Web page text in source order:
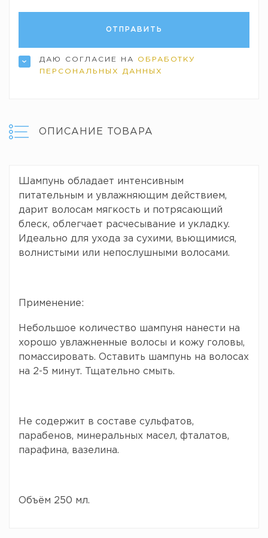
ДАЮ СОГЛАСИЕ НА ОБРАБОТКУ
ПЕРСОНАЛЬНЫХ ДАННЫХ
ОПИСАНИЕ ТОВАРА
Шампунь обладает интенсивным
питательным и увлажняющим действием,
дарит волосам мягкость и потрясающий
блеск, облегчает расчесывание и укладку.
Идеально для ухода за сухими, вьющимися,
волнистыми или непослушными волосами.
Применение:
Небольшое количество шампуня нанести на
хорошо увлажненные волосы и кожу головы,
помассировать. Оставить шампунь на волосах
на 2-5 минут. Тщательно смыть.
Не содержит в составе сульфатов,
парабенов, минеральных масел, фталатов,
парафина, вазелина.
Объём 250 мл.